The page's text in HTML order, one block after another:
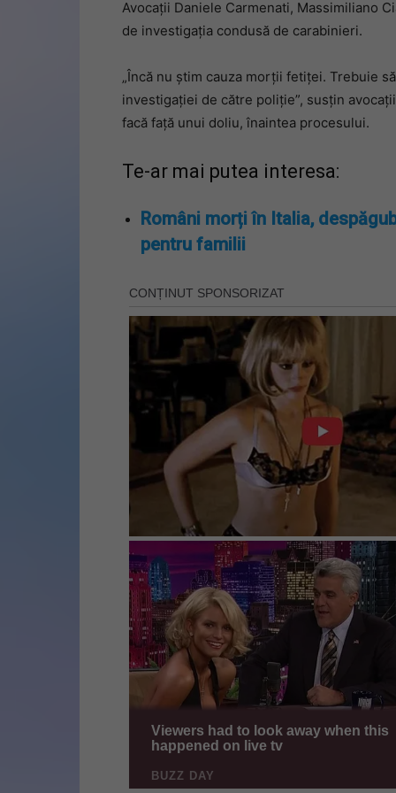
Avocații Daniele Carmenati, Massimiliano
de investigația condusă de carabinieri.
„Încă nu știm cauza morții fetiței. Trebuie
investigației de către poliție”, susțin
facă față unui doliu, înaintea procesului.
Te-ar mai putea interesa:
Români morți în Italia,
pentru familii